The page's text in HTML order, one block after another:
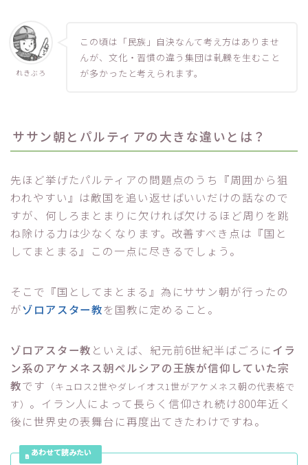
れきぶろ
この頃は「民族」自決なんて考え方はありませ
んが、文化・習慣の違う集団は軋轢を生むこと
が多かったと考えられます。
ササン朝とパルティアの大きな違いとは？
先ほど挙げたパルティアの問題点のうち『周囲から狙
われやすい』は敵国を追い返せばいいだけの話なので
すが、何しろまとまりに欠ければ欠けるほど周りを跳
ね除ける力は少なくなります。改善すべき点は『国と
してまとまる』この一点に尽きるでしょう。
そこで『国としてまとまる』為にササン朝が行ったの
がゾロアスター教を国教に定めること。
ゾロアスター教 といえば、紀元前6世紀半ばごろにイラ
ン系のアケメネス朝ペルシアの王族が信仰していた宗
教です （キュロス2世やダレイオス1世がアケメネス朝の代表格で
す） 。イラン人によって長らく信仰され続け800年近く
後に世界史の表舞台に再度出てきたわけですね。